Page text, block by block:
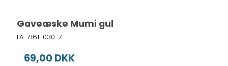
Gaveæske Mumi gul
LA-7161-030-7
69,00 DKK